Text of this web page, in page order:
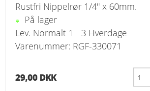
Rustfri Nippelrør 1/4" x 60mm.
På lager
Lev. Normalt 1 - 3 Hverdage
Varenummer: RGF-330071
29,00 DKK